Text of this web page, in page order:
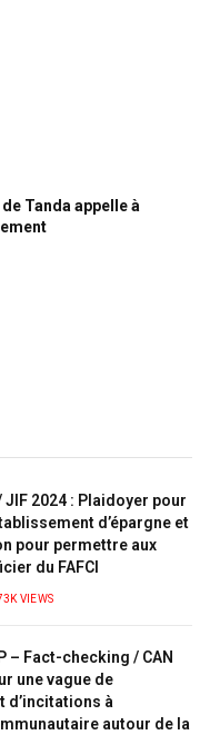
Tanda appelle à
JIF 2024 : Plaidoyer pour
d’épargne et
pour permettre aux
du FAFCI
VIEWS
– Fact-checking / CAN
une vague de
d’incitations à
autour de la